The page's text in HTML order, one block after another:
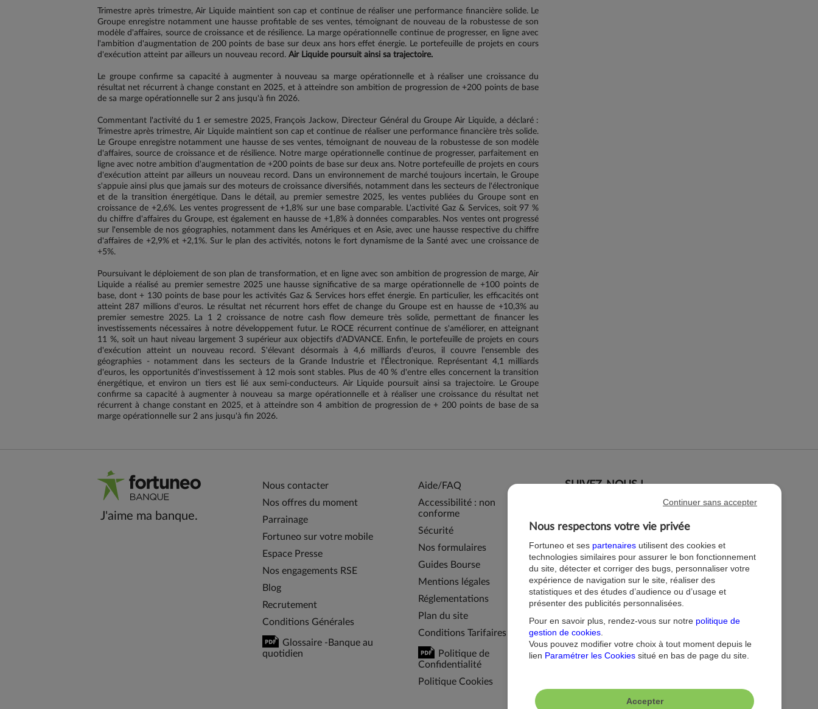
Trimestre après trimestre, Air Liquide maintient son cap et continue de réaliser une performance financière solide. Le
Groupe enregistre notamment une hausse profitable de ses ventes, témoignant de nouveau de la robustesse de son
modèle d'affaires, source de croissance et de résilience. La marge opérationnelle continue de progresser, en ligne avec
l'ambition d'augmentation de 200 points de base sur deux ans hors effet énergie. Le portefeuille de projets en cours
d'exécution atteint par ailleurs un nouveau record. Air Liquide poursuit ainsi sa trajectoire.
Le groupe confirme sa capacité à augmenter à nouveau sa marge opérationnelle et à réaliser une croissance du
résultat net récurrent à change constant en 2025, et à atteindre son ambition de progression de +200 points de base
de sa marge opérationnelle sur 2 ans jusqu'à fin 2026.
Commentant l'activité du 1 er semestre 2025, François Jackow, Directeur Général du Groupe Air Liquide, a déclaré :
Trimestre après trimestre, Air Liquide maintient son cap et continue de réaliser une performance financière très solide.
Le Groupe enregistre notamment une hausse de ses ventes, témoignant de nouveau de la robustesse de son modèle
d'affaires, source de croissance et de résilience. Notre marge opérationnelle continue de progresser, parfaitement en
ligne avec notre ambition d'augmentation de +200 points de base sur deux ans. Notre portefeuille de projets en cours
d'exécution atteint par ailleurs un nouveau record. Dans un environnement de marché toujours incertain, le Groupe
s'appuie ainsi plus que jamais sur des moteurs de croissance diversifiés, notamment dans les secteurs de l'électronique
et de la transition énergétique. Dans le détail, au premier semestre 2025, les ventes publiées du Groupe sont en
croissance de +2,6%. Les ventes progressent de +1,8% sur une base comparable. L'activité Gaz & Services, soit 97 %
du chiffre d'affaires du Groupe, est également en hausse de +1,8% à données comparables. Nos ventes ont progressé
sur l'ensemble de nos géographies, notamment dans les Amériques et en Asie, avec une hausse respective du chiffre
d'affaires de +2,9% et +2,1%. Sur le plan des activités, notons le fort dynamisme de la Santé avec une croissance de
+5%.
Poursuivant le déploiement de son plan de transformation, et en ligne avec son ambition de progression de marge, Air
Liquide a réalisé au premier semestre 2025 une hausse significative de sa marge opérationnelle de +100 points de
base, dont + 130 points de base pour les activités Gaz & Services hors effet énergie. En particulier, les efficacités ont
atteint 287 millions d'euros. Le résultat net récurrent hors effet de change du Groupe est en hausse de +10,3% au
premier semestre 2025. La 1 2 croissance de notre cash flow demeure très solide, permettant de financer les
investissements nécessaires à notre développement futur. Le ROCE récurrent continue de s'améliorer, en atteignant
11 %, soit un haut niveau largement 3 supérieur aux objectifs d'ADVANCE. Enfin, le portefeuille de projets en cours
d'exécution atteint un nouveau record. S'élevant désormais à 4,6 milliards d'euros, il couvre l'ensemble des
géographies - notamment dans les secteurs de la Grande Industrie et l'Électronique. Représentant 4,1 milliards
d'euros, les opportunités d'investissement à 12 mois sont stables. Plus de 40 % d'entre elles concernent la transition
énergétique, et environ un tiers est lié aux semi-conducteurs. Air Liquide poursuit ainsi sa trajectoire. Le Groupe
confirme sa capacité à augmenter à nouveau sa marge opérationnelle et à réaliser une croissance du résultat net
récurrent à change constant en 2025, et à atteindre son 4 ambition de progression de + 200 points de base de sa
marge opérationnelle sur 2 ans jusqu'à fin 2026.
J'aime ma banque.
Nous contacter
Nos offres du moment
Parrainage
Fortuneo sur votre mobile
Espace Presse
Nos engagements RSE
Blog
Recrutement
Conditions Générales
Glossaire -Banque au
quotidien
Aide/FAQ
Accessibilité : non
conforme
Sécurité
Nos formulaires
Guides Bourse
Mentions légales
Réglementations
Plan du site
Conditions Tarifaires
Politique de
Confidentialité
Politique Cookies
SUIVEZ-NOUS !
Nous respectons votre vie privée
Fortuneo et ses partenaires utilisent des cookies et
technologies similaires pour assurer le bon fonctionnement
du site, détecter et corriger des bugs, personnaliser votre
expérience de navigation sur le site, réaliser des
statistiques et des études d’audience ou d’usage et
présenter des publicités personnalisées.
Pour en savoir plus, rendez-vous sur notre politique de
gestion de cookies
Vous pouvez modifier votre choix à tout moment depuis le
lien Paramétrer les Cookies situé en bas de page du site.
Accepter
Continuer sans accepter